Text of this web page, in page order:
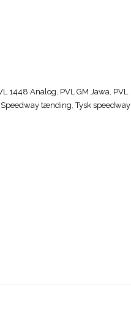
1448 Analog, PVL GM Jawa, PVL
Speedway tænding,Tysk speedway